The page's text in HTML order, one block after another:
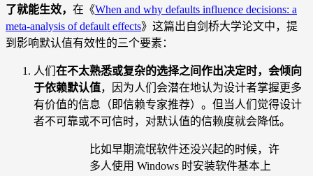
了就能生效， 在《When and why defaults influence decisions: a
meta-analysis of default effects》这篇出自剑桥大学论文中，提
到影响默认值有效性的三个要素：
人们 在不太熟悉或复杂的选择之间作出决定时，会倾向
于依赖默认值，因为人们会潜在地认为设计者掌握更多
有价值的信息（即信赖专家推荐）。但当人们觉得设计
者不可靠或不可信时，对默认值的信赖度就会降低。
比如早期流氓软件还没兴起的时候，许
多人使用 Windows 时安装软件基本上